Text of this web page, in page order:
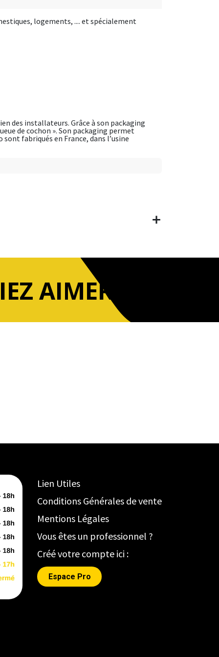
logements, .... et spécialement
des installateurs. Grâce à son packaging
de cochon ». Son packaging permet
fabriqués en France, dans l’usine
AIMER
Lien Utiles
Conditions Générales de vente
Mentions Légales
Vous êtes un professionnel ?
Créé votre compte ici :
Espace Pro